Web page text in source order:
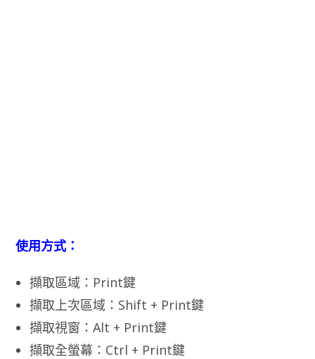
使用方式：
擷取區域：Print鍵
擷取上次區域：Shift + Print鍵
擷取視窗：Alt + Print鍵
擷取全螢幕：Ctrl + Print鍵